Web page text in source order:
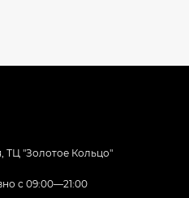
ТЦ "Золотое Кольцо"
с 09:00—21:00